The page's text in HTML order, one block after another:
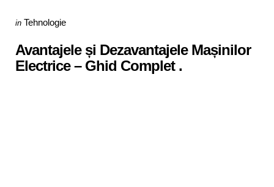
Categories
Posted
in Tehnologie
Avantajele și Dezavantajele Mașinilor
Electrice – Ghid Complet .